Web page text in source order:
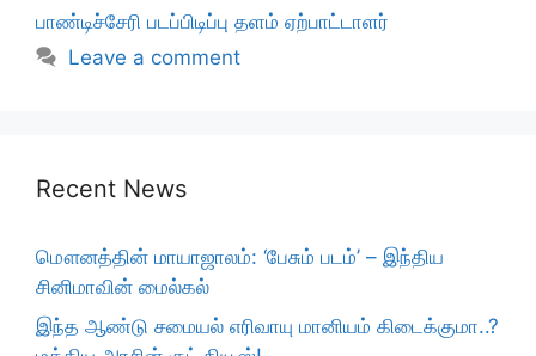
பாண்டிச்சேரி படப்பிடிப்பு தளம் ஏற்பாட்டாளர்
Leave a comment
Recent News
மௌனத்தின் மாயாஜாலம்: ‘பேசும் படம்’ – இந்திய
சினிமாவின் மைல்கல்
இந்த ஆண்டு சமையல் எரிவாயு மானியம் கிடைக்குமா..?